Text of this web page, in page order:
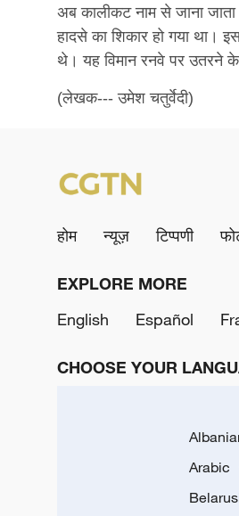
अब कालीकट नाम से जाना
हादसे का शिकार हो गया था।
थे। यह विमान रनवे पर उतरने के
(लेखक--- उमेश चतुर्वेदी)
होम न्यूज़ टिप्पणी
EXPLORE MORE
English
Español
CHOOSE YOUR
Arabic